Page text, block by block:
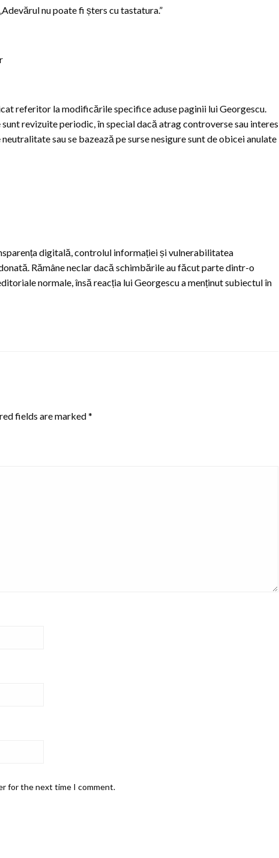
nu poate fi șters cu tastatura.”
referitor la modificările specifice aduse paginii lui Georgescu.
revizuite periodic, în special dacă atrag controverse sau interes
sau se bazează pe surse nesigure sunt de obicei anulate
digitală, controlul informației și vulnerabilitatea
Rămâne neclar dacă schimbările au făcut parte dintr-o
normale, însă reacția lui Georgescu a menținut subiectul în
fields are marked*
for the next time I comment.